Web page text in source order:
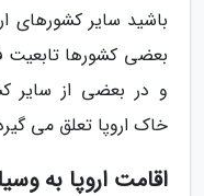
باشید سایر کشورهای
بعضی کشورها تابعیت
و در بعضی از سایر
خاک اروپا تعلق می
اقامت اروپا به